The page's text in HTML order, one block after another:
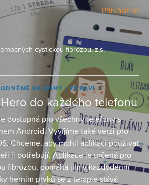
Přihlásit se
cystickou fibrózou, z.s.
SKUPINY ZDRAVÍ
do každého telefonu
dostupná pro všechny telefony s
Android. Vyvíjíme také verzi pro
Chceme, aby mohli aplikaci používat
ji potřebují. Aplikace je určená pro
fibrózou, pomáhá jim v každodenní
herním prvků se z terapie stává